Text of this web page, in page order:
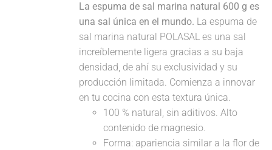
La espuma de sal marina natural 600 g es
una sal única en el mundo. La espuma de
sal marina natural POLASAL es una sal
increíblemente ligera gracias a su baja
densidad, de ahí su exclusividad y su
producción limitada. Comienza a innovar
en tu cocina con esta textura única.
100 % natural, sin aditivos. Alto
contenido de magnesio.
Forma: apariencia similar a la flor de